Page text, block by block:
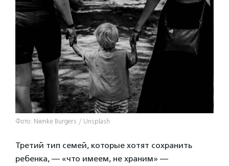
Фото: Nienke Burgers / Unsplash
Третий тип семей, которые хотят сохранить
ребенка, — «что имеем, не храним» —